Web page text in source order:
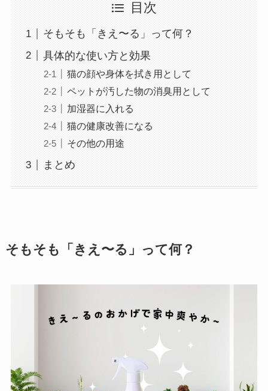
目次
そもそも「きえ〜る」って何？
具体的な使い方と効果
猫の顔や身体を拭き用として
ペットが汚した物の消臭用として
加湿器に入れる
猫の健康改善になる
その他の用途
まとめ
そもそも「きえ〜る」って何？